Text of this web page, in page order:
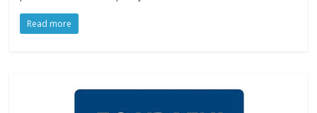
Read more